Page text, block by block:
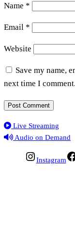
Name *
Email *
Website
Save my name,
next time I comment.
Live Streaming
Audio on Demand
Instagram